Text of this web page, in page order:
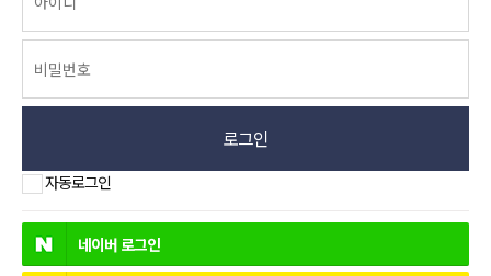
로그인
자동로그인
네이버 로그인